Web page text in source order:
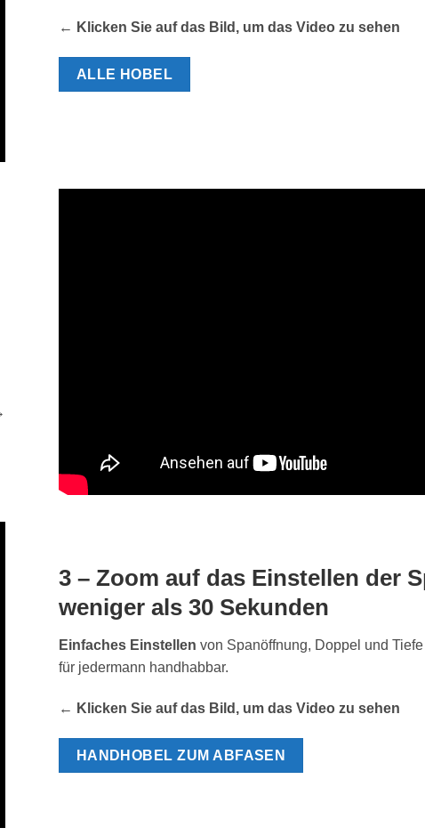
← Klicken Sie auf das Bild, um das Video zu sehen
ALLE HOBEL
3 – Zoom auf das Einstellen der
weniger als 30 Sekunden
Einfaches Einstellen von Spanöffnung, Doppel und Tiefe
für jedermann handhabbar.
← Klicken Sie auf das Bild, um das Video zu sehen
HANDHOBEL ZUM ABFASEN